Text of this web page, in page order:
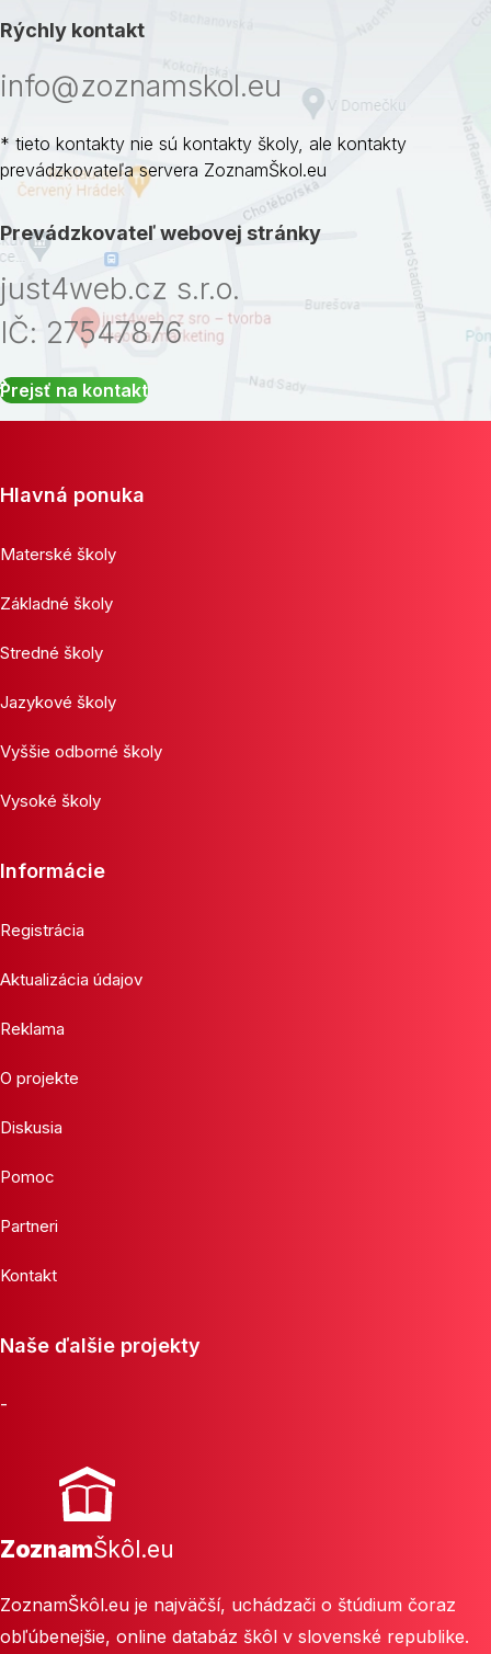
Rýchly kontakt
info@zoznamskol.eu
* tieto kontakty nie sú kontakty školy, ale kontakty
prevádzkovateľa servera ZoznamŠkol.eu
Prevádzkovateľ webovej stránky
just4web.cz s.r.o.
IČ: 27547876
Prejsť na kontakt
Hlavná ponuka
Materské školy
Základné školy
Stredné školy
Jazykové školy
Vyššie odborné školy
Vysoké školy
Informácie
Registrácia
Aktualizácia údajov
Reklama
O projekte
Diskusia
Pomoc
Partneri
Kontakt
Naše ďalšie projekty
-
ZoznamŠkôl.eu
ZoznamŠkôl.eu je najväčší, uchádzači o štúdium čoraz
obľúbenejšie, online databáz škôl v slovenské republike.